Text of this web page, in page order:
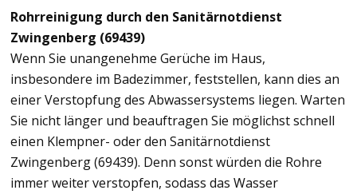
Rohrreinigung durch den Sanitärnotdienst
Zwingenberg (69439)
Wenn Sie unangenehme Gerüche im Haus,
insbesondere im Badezimmer, feststellen, kann dies an
einer Verstopfung des Abwassersystems liegen. Warten
Sie nicht länger und beauftragen Sie möglichst schnell
einen Klempner- oder den Sanitärnotdienst
Zwingenberg (69439). Denn sonst würden die Rohre
immer weiter verstopfen, sodass das Wasser